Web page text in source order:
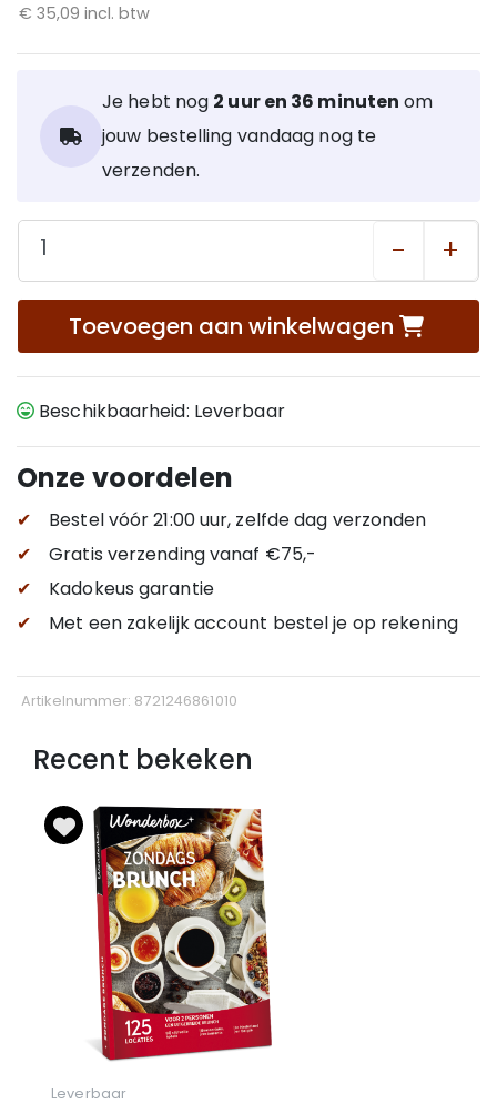
€ 35,09 incl. btw
Je hebt nog 2 uur en 36 minuten om
jouw bestelling vandaag nog te
verzenden.
- +
Toevoegen aan winkelwagen
Beschikbaarheid: Leverbaar
Onze voordelen
✔
Bestel vóór 21:00 uur, zelfde dag verzonden
✔
Gratis verzendingvanaf €75,-
✔
Kadokeus garantie
✔
Met een zakelijk account bestel je op rekening
Artikelnummer: 8721246861010
Recent bekeken
Leverbaar